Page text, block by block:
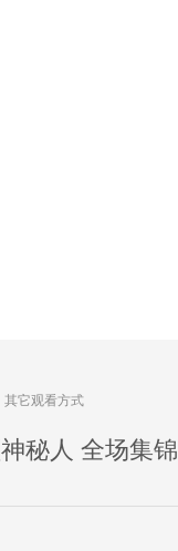
其它观看方式
秘人 全场集锦